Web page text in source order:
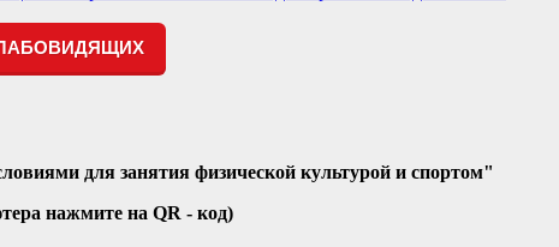
для занятия физической культурой и спортом"
нажмите на QR - код)